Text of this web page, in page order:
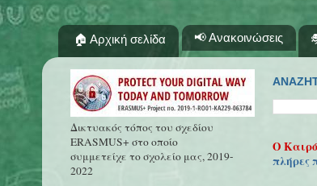
🏠 Αρχική σελίδα 📢 Ανακοινώσεις
Ο
πλήρες
Δικτυακός τόπος του σχεδίου
ERASMUS+ στο οποίο
συμμετείχε το σχολείο μας, 2019-
2022